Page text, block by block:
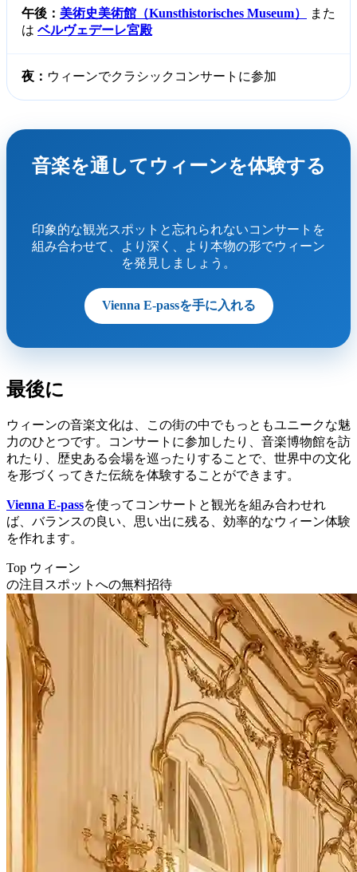
午後： 美術史美術館（Kunsthistorisches Museum）
また
は ベルヴェデーレ宮殿
夜： ウィーンでクラシックコンサートに参加
音楽を通してウィーンを体験する
印象的な観光スポットと忘れられないコンサートを
組み合わせて、より深く、より本物の形でウィーン
を発見しましょう。
Vienna E-passを手に入れる
最後に
ウィーンの音楽文化は、この街の中でもっともユニークな魅
力のひとつです。コンサートに参加したり、音楽博物館を訪
れたり、歴史ある会場を巡ったりすることで、世界中の文化
を形づくってきた伝統を体験することができます。
Vienna E-passを使ってコンサートと観光を組み合わせれ
ば、バランスの良い、思い出に残る、効率的なウィーン体験
を作れます。
Top ウィーン
の注目スポットへの無料招待